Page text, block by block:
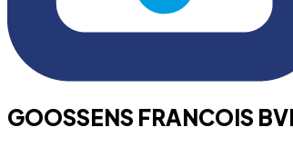
GOOSSENS FRANCOIS